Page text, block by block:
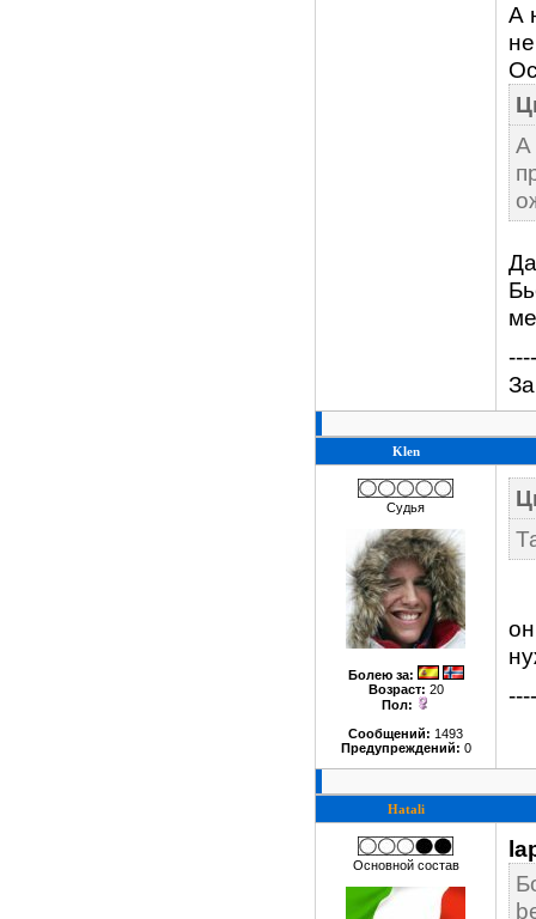
А
А
Klen
Судья
Болею за:
Возраст: 20
Пол:
Сообщений: 1493
Предупреждений: 0
Hatali
Основной состав